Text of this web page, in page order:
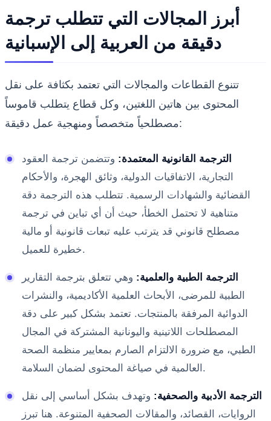
أبرز المجالات التي تتطلب ترجمة
دقيقة من العربية إلى الإسبانية
تتنوع القطاعات والمجالات التي تعتمد بكثافة على نقل
المحتوى بين هاتين اللغتين، وكل قطاع يتطلب قاموساً
مصطلحياً متخصصاً ومنهجية عمل دقيقة:
الترجمة القانونية المعتمدة: وتتضمن ترجمة العقود
التجارية، الاتفاقيات الدولية، وثائق الهجرة، والأحكام
القضائية والشهادات الرسمية. تتطلب هذه الترجمة دقة
متناهية لا تحتمل الخطأ، حيث أن أي تباين في ترجمة
مصطلح قانوني قد يترتب عليه تبعات قانونية أو مالية
خطيرة للعميل.
الترجمة الطبية والعلمية: وهي تتعلق بترجمة التقارير
الطبية للمرضى، الأبحاث العلمية الأكاديمية، والنشرات
الدوائية المرفقة بالمنتجات. تعتمد بشكل كبير على دقة
المصطلحات اللاتينية واليونانية المشتركة في المجال
الطبي، مع ضرورة الالتزام الصارم بمعايير منظمة الصحة
العالمية في صياغة المحتوى لضمان السلامة.
الترجمة الأدبية والصحفية: وتهدف بشكل أساسي إلى نقل
الروايات، القصائد، والمقالات الصحفية المتنوعة. هنا تبرز